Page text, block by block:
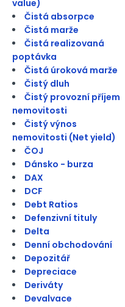
value)
Čistá absorpce
Čistá marže
Čistá realizovaná
poptávka
Čistá úroková marže
Čistý dluh
Čistý provozní příjem
nemovitosti
Čistý výnos
nemovitosti (Net yield)
ČOJ
Dánsko - burza
DAX
DCF
Debt Ratios
Defenzivní tituly
Delta
Denní obchodování
Depozitář
Depreciace
Deriváty
Devalvace